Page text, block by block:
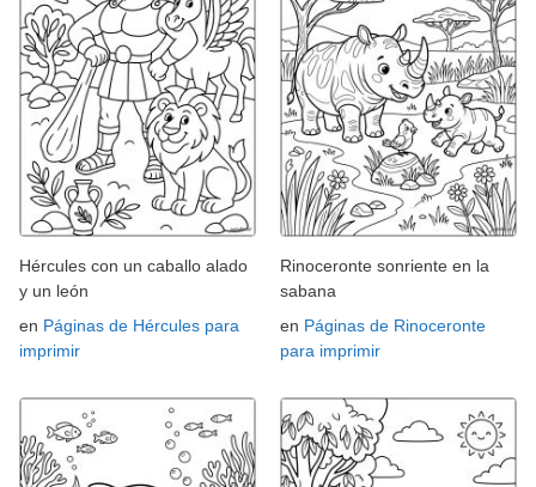
Hércules con un caballo alado
y un león
en Páginas de Hércules para
imprimir
Rinoceronte sonriente en la
sabana
en Páginas de Rinoceronte
para imprimir